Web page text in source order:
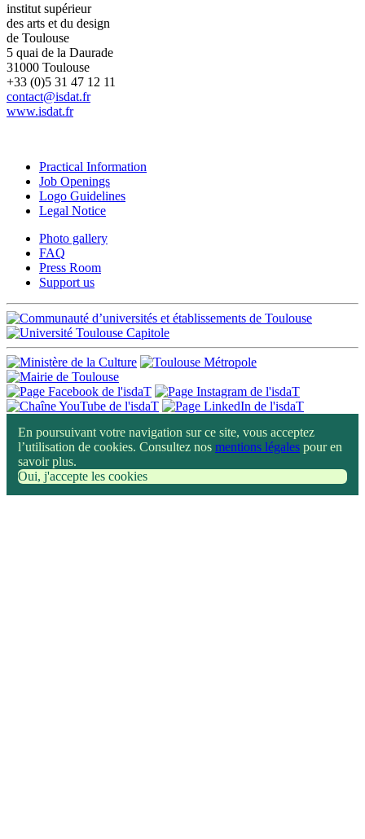
institut supérieur
des arts et du design
de Toulouse
5 quai de la Daurade
31000 Toulouse
+33 (0)5 31 47 12 11
contact@isdat.fr
www.isdat.fr
Practical Information
Job Openings
Logo Guidelines
Legal Notice
Photo gallery
FAQ
Press Room
Support us
En poursuivant votre navigation sur ce site, vous acceptez
l’utilisation de cookies. Consultez nos mentions légales pour en
savoir plus.
Oui, j'accepte les cookies